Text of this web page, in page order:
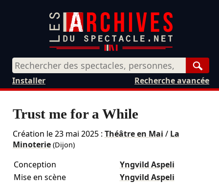
Recherche avancée
Installer
Trust me for a While
Création le23 mai 2025: Théâtre en Mai / La
Minoterie(Dijon)
Conception
Yngvild Aspeli
Mise en scène
Yngvild Aspeli